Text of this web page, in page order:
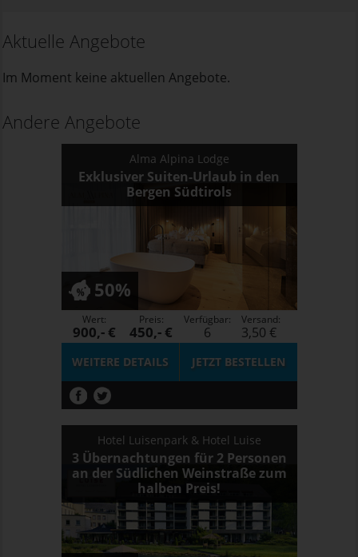
Aktuelle Angebote
Im Moment keine aktuellen Angebote.
Andere Angebote
Alma Alpina Lodge
Exklusiver Suiten-Urlaub in den
Bergen Südtirols
50%
WEITERE DETAILS JETZTBESTELLEN
Wert:
900,- €
Preis:
450,- €
Verfügbar:
6
Versand:
3,50 €
Hotel Luisenpark & Hotel Luise
3 Übernachtungen für 2 Personen
an der Südlichen Weinstraße zum
halben Preis!